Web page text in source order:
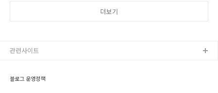
호소하면서 비상조치시 차량을 운행하지 않은 회원님께 참여인
사진 4장(발령날 저녁 - 사진 2장(번호판, ..
더보기
블로그 운영정책
관련사이트